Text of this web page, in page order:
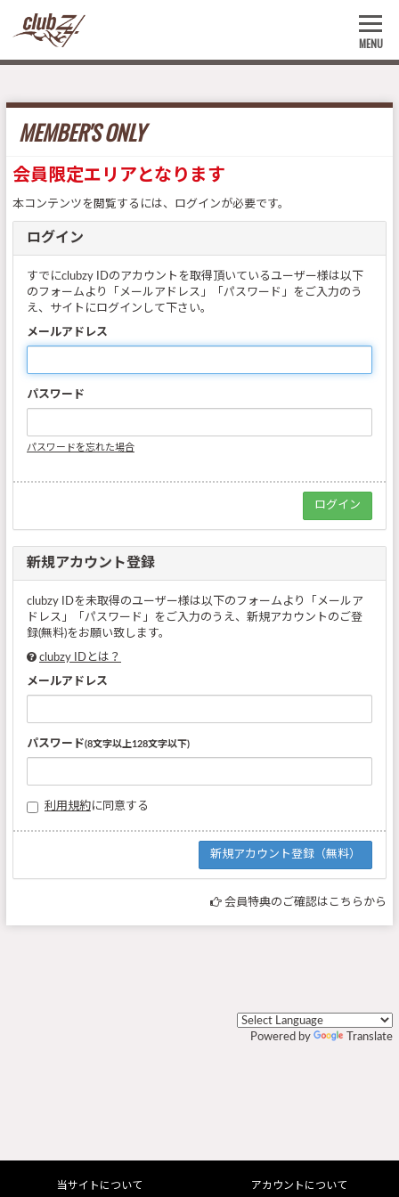
MENU
MEMBER'S ONLY
会員限定エリアとなります
本コンテンツを閲覧するには、ログインが必要です。
ログイン
すでにclubzy IDのアカウントを取得頂いているユーザー様は以下
のフォームより「メールアドレス」「パスワード」をご入力のう
え、サイトにログインして下さい。
メールアドレス
パスワード
パスワードを忘れた場合
新規アカウント登録
clubzy IDを未取得のユーザー様は以下のフォームより「メールア
ドレス」「パスワード」をご入力のうえ、新規アカウントのご登
録(無料)をお願い致します。
clubzy IDとは？
メールアドレス
パスワード(8文字以上128文字以下)
利用規約に同意する
会員特典のご確認はこちらから
Powered by Translate
当サイトについて アカウントについて